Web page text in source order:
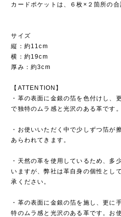
カードポケットは、６枚×２箇所の合
サイズ
縦：約11cm
横：約19cm
厚み：約3cm
【ATTENTION】
・革の表面に金銀の箔を色付けし、
で独特のムラ感と光沢のある革です。
・お使いいただく中で少しずつ箔が
あらわれてきます。
・天然の革を使用しているため、多
いますが、弊社は革自身の個性とし
承ください。
・革の表面に金銀の箔を施し、更に
特のムラ感と光沢のある革です。お